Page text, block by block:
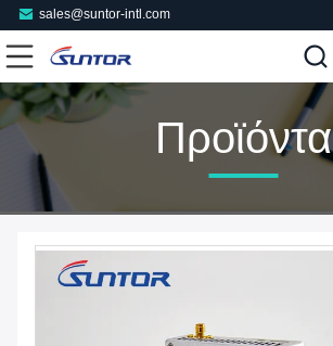
sales@suntor-intl.com
Προϊόντα